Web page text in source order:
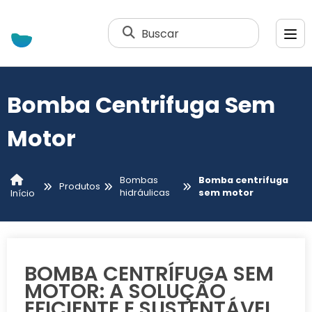
Buscar
Bomba Centrifuga Sem
Motor
Início
Produtos
Bombas
hidráulicas
Bomba centrifuga
sem motor
BOMBA CENTRÍFUGA SEM
MOTOR: A SOLUÇÃO